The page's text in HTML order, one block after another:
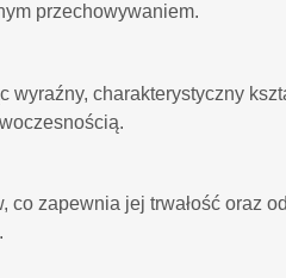
przechowywaniem.
charakterystyczny
co zapewnia jej trwałość